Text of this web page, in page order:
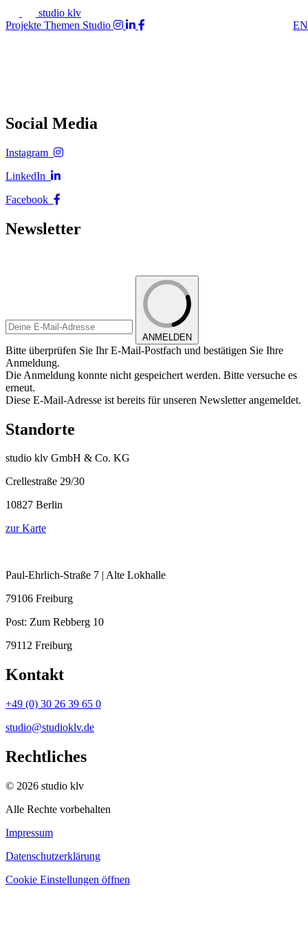
studio klv
Projekte Themen Studio EN
Social Media
Instagram
LinkedIn
Facebook
Newsletter
ANMELDEN
Bitte überprüfen Sie Ihr E-Mail-Postfach und bestätigen Sie Ihre
Anmeldung.
Die Anmeldung konnte nicht gespeichert werden. Bitte versuche es
erneut.
Diese E-Mail-Adresse ist bereits für unseren Newsletter angemeldet.
Standorte
studio klv GmbH & Co. KG
Crellestraße 29/30
10827 Berlin
zur Karte
Paul-Ehrlich-Straße 7 | Alte Lokhalle
79106 Freiburg
Post: Zum Rebberg 10
79112 Freiburg
Kontakt
+49 (0) 30 26 39 65 0
studio@studioklv.de
Rechtliches
© 2026 studio klv
Alle Rechte vorbehalten
Impressum
Datenschutzerklärung
Cookie Einstellungen öffnen